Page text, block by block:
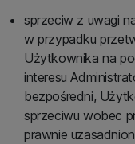
sprzeciw z uwagi
w przypadku
Użytkownika na
interesu
bezpośredni,
sprzeciwu wobec
prawnie